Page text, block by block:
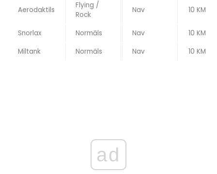
Aerodaktils
Flying /
Rock
Nav 10 KM
Snorlax Normāls Nav
10 KM
Miltank
Normāls Nav 10 KM
ad